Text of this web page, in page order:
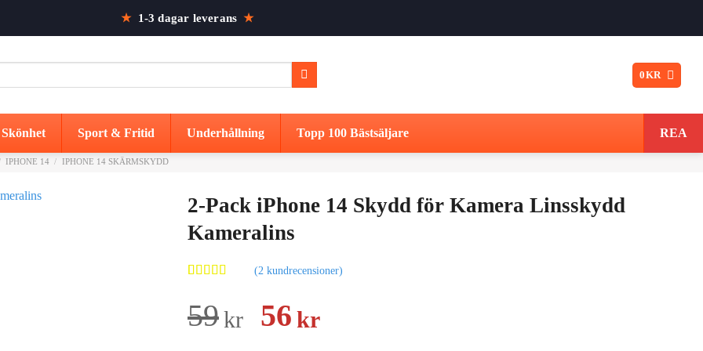
★ 1-3 dagar leverans ★
0KR
Skönhet Sport & Fritid Underhållning Topp 100 Bästsäljare REA
IPHONE 14 / IPHONE 14 SKÄRMSKYDD
2-Pack iPhone 14 Skydd för Kamera Linsskydd
Kameralins
baserat på
kundrecensioner
(2 kundrecensioner)
59kr
Det
56 krDet